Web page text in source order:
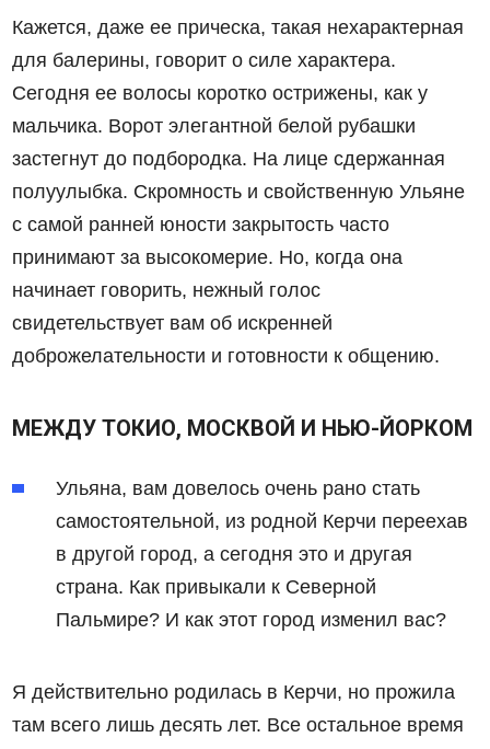
Кажется, даже ее прическа, такая нехарактерная
для балерины, говорит о силе характера.
Сегодня ее волосы коротко острижены, как у
мальчика. Ворот элегантной белой рубашки
застегнут до подбородка. На лице сдержанная
полуулыбка. Скромность и свойственную Ульяне
с самой ранней юности закрытость часто
принимают за высокомерие. Но, когда она
начинает говорить, нежный голос
свидетельствует вам об искренней
доброжелательности и готовности к общению.
МЕЖДУ ТОКИО, МОСКВОЙ И НЬЮ-ЙОРКОМ
Ульяна, вам довелось очень рано стать
самостоятельной, из родной Керчи переехав
в другой город, а сегодня это и другая
страна. Как привыкали к Северной
Пальмире? И как этот город изменил вас?
Я действительно родилась в Керчи, но прожила
там всего лишь десять лет. Все остальное время